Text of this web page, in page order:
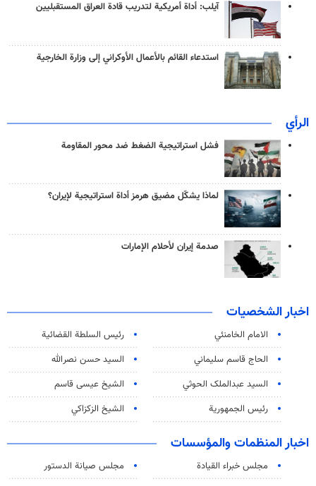
آيلب: أداة أمريكية لتدريب قادة العراق المستقبليين
استدعاء القائم بالأعمال الأوكراني إلى وزارة الخارجية
الرأي
فشل استراتيجية الضغط ضد محور المقاومة
لماذا يشكّل مضيق هرمز أداة استراتيجية لإيران؟
صدمة إيران لأحلام الإمارات
اخبار الشخصيات
الامام الخامنئي
رئیس السلطة القضائیة
الحاج قاسم سليماني
السيد حسن نصرالله
السید عبدالملک الحوثي
الشيخ عيسى قاسم
رئيس الجمهورية
الشيخ الزكزاكي
اخبار المنظمات والمؤسسات
مجلس خبراء القيادة
مجلس صيانة الدستور